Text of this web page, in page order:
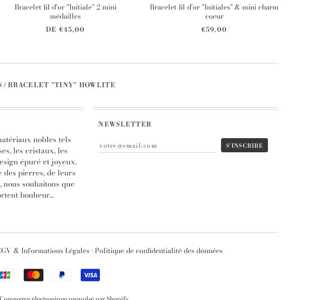
Bracelet fil d'or "Initiale" 2 mini
médailles
DE €45,00
Bracelet fil d'or "Initiales" & mini charm
coeur
€59,00
/ BRACELET "TINY" HOWLITE
nobles tels
les cristaux, les
épuré et joyeux.
des pierres, de leurs
souhaitons que
bonheur...
NEWSLETTER
& Informations Légales•Politique de confidentialité des données